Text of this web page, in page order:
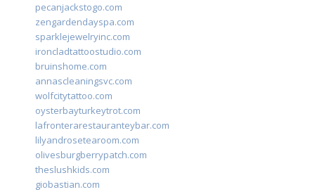
pecanjackstogo.com
zengardendayspa.com
sparklejewelryinc.com
ironcladtattoostudio.com
bruinshome.com
annascleaningsvc.com
wolfcitytattoo.com
oysterbayturkeytrot.com
lafronterarestauranteybar.com
lilyandrosetearoom.com
olivesburgberrypatch.com
theslushkids.com
giobastian.com